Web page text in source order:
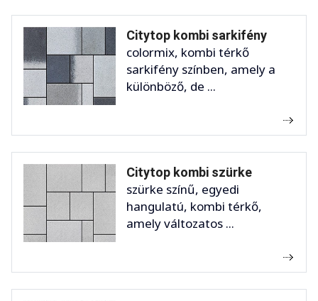
Citytop kombi sarkifény
colormix, kombi térkő
sarkifény színben, amely a
különböző, de ...
Citytop kombi szürke
szürke színű, egyedi
hangulatú, kombi térkő,
amely változatos ...